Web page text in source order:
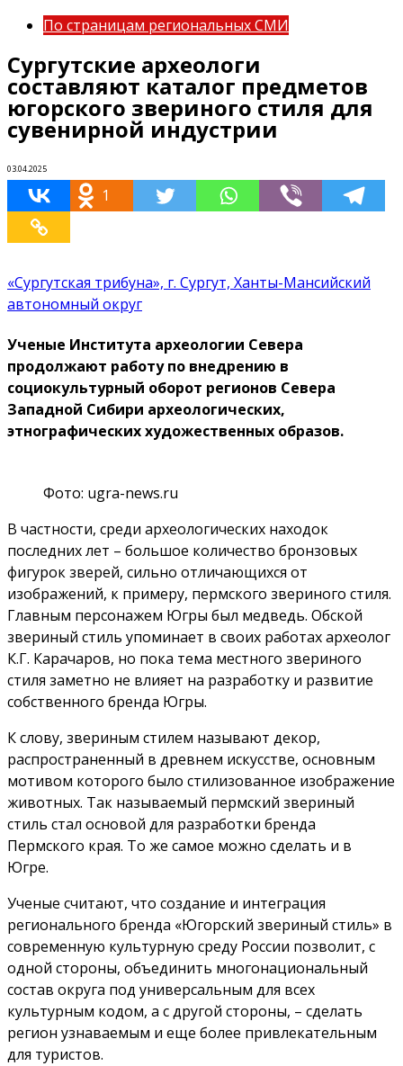
По страницам региональных СМИ
Сургутские археологи
составляют каталог предметов
югорского звериного стиля для
сувенирной индустрии
03.04.2025
1
«Сургутская трибуна», г. Сургут, Ханты-Мансийский
автономный округ
Ученые Института археологии Севера
продолжают работу по внедрению в
социокультурный оборот регионов Севера
Западной Сибири археологических,
этнографических художественных образов.
Фото: ugra-news.ru
В частности, среди археологических находок
последних лет – большое количество бронзовых
фигурок зверей, сильно отличающихся от
изображений, к примеру, пермского звериного стиля.
Главным персонажем Югры был медведь. Обской
звериный стиль упоминает в своих работах археолог
К.Г. Карачаров, но пока тема местного звериного
стиля заметно не влияет на разработку и развитие
собственного бренда Югры.
К слову, звериным стилем называют декор,
распространенный в древнем искусстве, основным
мотивом которого было стилизованное изображение
животных. Так называемый пермский звериный
стиль стал основой для разработки бренда
Пермского края. То же самое можно сделать и в
Югре.
Ученые считают, что создание и интеграция
регионального бренда «Югорский звериный стиль» в
современную культурную среду России позволит, с
одной стороны, объединить многонациональный
состав округа под универсальным для всех
культурным кодом, а с другой стороны, – сделать
регион узнаваемым и еще более привлекательным
для туристов.